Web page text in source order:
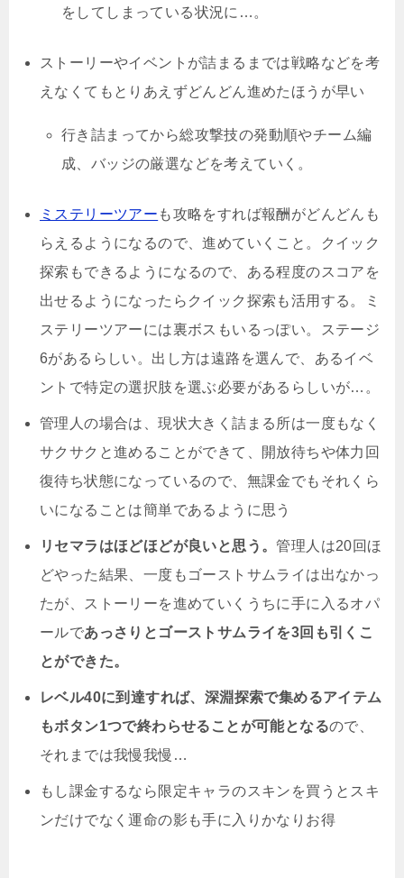
をしてしまっている状況に…。
ストーリーやイベントが詰まるまでは戦略などを考
えなくてもとりあえずどんどん進めたほうが早い
行き詰まってから総攻撃技の発動順やチーム編
成、バッジの厳選などを考えていく。
ミステリーツアー も攻略をすれば報酬がどんどんも
らえるようになるので、進めていくこと。クイック
探索もできるようになるので、ある程度のスコアを
出せるようになったらクイック探索も活用する。ミ
ステリーツアーには裏ボスもいるっぽい。ステージ
6があるらしい。出し方は遠路を選んで、あるイベ
ントで特定の選択肢を選ぶ必要があるらしいが…。
管理人の場合は、現状大きく詰まる所は一度もなく
サクサクと進めることができて、開放待ちや体力回
復待ち状態になっているので、無課金でもそれくら
いになることは簡単であるように思う
リセマラはほどほどが良いと思う。管理人は20回ほ
どやった結果、一度もゴーストサムライは出なかっ
たが、ストーリーを進めていくうちに手に入るオパ
ールであっさりとゴーストサムライを3回も引くこ
とができた。
レベル40に到達すれば、深淵探索で集めるアイテム
もボタン1つで終わらせることが可能となるので、
それまでは我慢我慢…
もし課金するなら限定キャラのスキンを買うとスキ
ンだけでなく運命の影も手に入りかなりお得